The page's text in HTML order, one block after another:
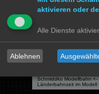
Webseiten
Social Media
Bimm MOBA TV <-
@tramspotters <-
lenasmodellbahn <-
Schmiddko Modellbahn <-
Länderbahnzeit im Modell
aktivieren oder
Alle Dienste
Ablehnen